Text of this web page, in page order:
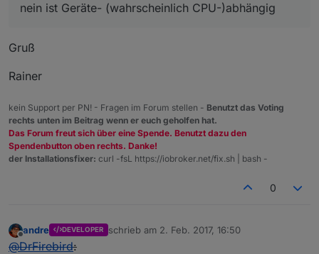
nein ist Geräte- (wahrscheinlich CPU-)abhängig
Gruß
Rainer
kein Support per PN! - Fragen im Forum stellen - Benutzt das Voting
rechts unten im Beitrag wenn er euch geholfen hat.
Das Forum freut sich über eine Spende. Benutzt dazu den
Spendenbutton oben rechts. Danke!
der Installationsfixer: curl -fsL https://iobroker.net/fix.sh | bash -
0
Offline
andre DEVELOPER schrieb am 2. Feb. 2017, 16:50
zuletzt editiert von
@DrFirebird: